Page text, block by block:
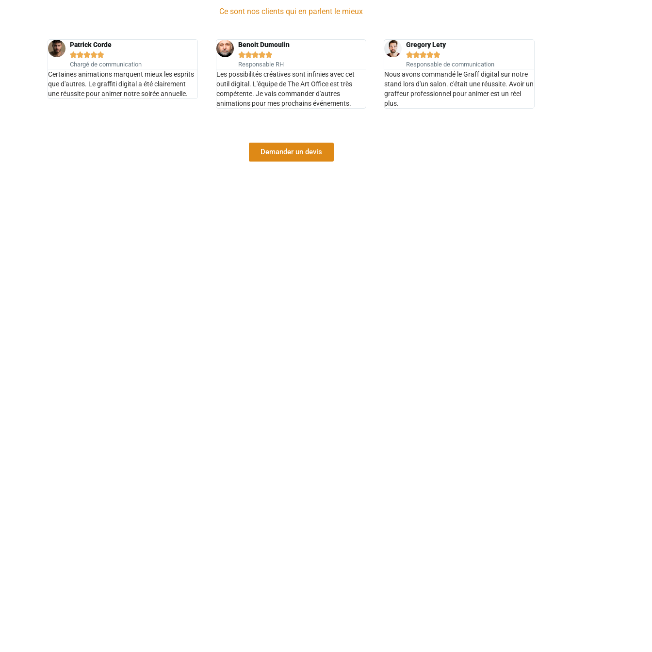
Ce sont nos clients qui en parlent le mieux
Patrick Corde

Chargé de communication
Certaines animations marquent mieux les esprits
que d'autres. Le graffiti digital a été clairement
une réussite pour animer notre soirée annuelle.
Benoit Dumoulin

Responsable RH
Les possibilités créatives sont infinies avec cet
outil digital. L'équipe de The Art Office est très
compétente. Je vais commander d'autres
animations pour mes prochains événements.
Gregory Lety

Responsable de communication
Nous avons commandé le Graff digital sur notre
stand lors d'un salon. c'était une réussite. Avoir un
graffeur professionnel pour animer est un réel
plus.
Demander un devis